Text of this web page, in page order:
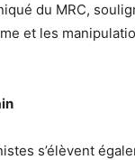
du MRC,
et les
s’élèvent